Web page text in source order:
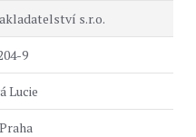
s.r.o.
9
Lucie